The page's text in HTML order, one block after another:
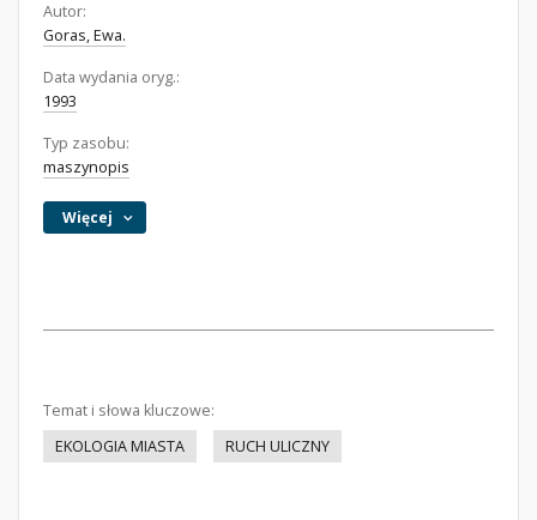
Autor:
Goras, Ewa.
Data wydania oryg.:
1993
Typ zasobu:
maszynopis
Więcej
Temat i słowa kluczowe:
EKOLOGIA MIASTA
RUCH ULICZNY